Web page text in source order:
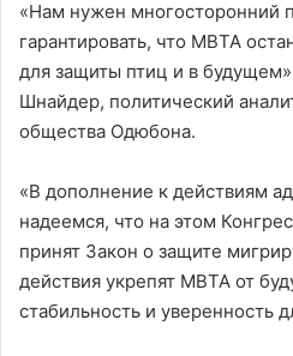
«Нам нужен многосторонний
гарантировать, что MBTA
для защиты птиц и в
Шнайдер, политический
общества Одюбона.
«В дополнение к действиям
надеемся, что на этом
принят Закон о защите
действия укрепят MBTA от
стабильность и уверенность